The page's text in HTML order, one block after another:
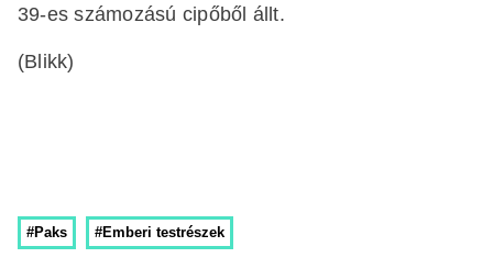
39-es számozású cipőből állt.
(Blikk)
#Paks #Emberi testrészek